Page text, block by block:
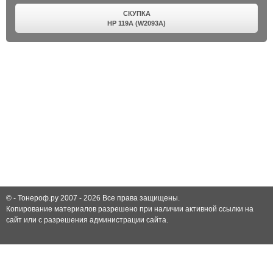
СКУПКА
HP 119A (W2093A)
© - Тонероф.ру 2007 - 2026 Все права защищены.
Копирование материалов разрешено при наличии активной ссылки на
сайт или с разрешения администрации сайта.